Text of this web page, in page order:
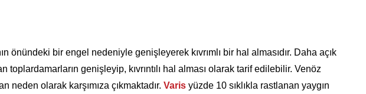
önündeki bir engel nedeniyle genişleyerek kıvrımlı bir hal almasıdır. Daha açık
toplardamarların genişleyip, kıvrıntılı hal alması olarak tarif edilebilir. Venöz
neden olarak karşımıza çıkmaktadır. Varis yüzde 10 sıklıkla rastlanan yaygın